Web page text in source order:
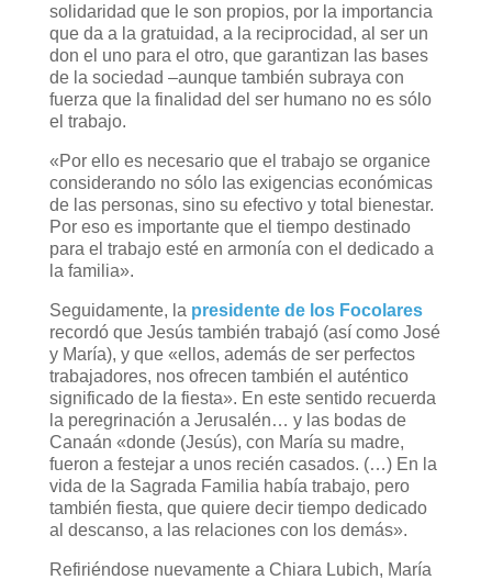
solidaridad que le son propios, por la importancia
que da a la gratuidad, a la reciprocidad, al ser un
don el uno para el otro, que garantizan las bases
de la sociedad –aunque también subraya con
fuerza que la finalidad del ser humano no es sólo
el trabajo.
«Por ello es necesario que el trabajo se organice
considerando no sólo las exigencias económicas
de las personas, sino su efectivo y total bienestar.
Por eso es importante que el tiempo destinado
para el trabajo esté en armonía con el dedicado a
la familia».
Seguidamente, la presidente de los Focolares
recordó que Jesús también trabajó (así como José
y María), y que «ellos, además de ser perfectos
trabajadores, nos ofrecen también el auténtico
significado de la fiesta». En este sentido recuerda
la peregrinación a Jerusalén… y las bodas de
Canaán «donde (Jesús), con María su madre,
fueron a festejar a unos recién casados. (…) En la
vida de la Sagrada Familia había trabajo, pero
también fiesta, que quiere decir tiempo dedicado
al descanso, a las relaciones con los demás».
Refiriéndose nuevamente a Chiara Lubich, María